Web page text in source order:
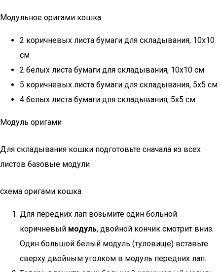
Модульное оригами кошка
2 коричневых листа бумаги для складывания, 10х10
см
2 белых листа бумаги для складывания, 10х10 см
5 коричневых листа бумаги для складывания, 5х5 см
4 белых листа бумаги для складывания, 5х5 см
Модуль оригами
Для складывания кошки подготовьте сначала из всех
листов базовые модули
схема оригами кошка
Для передних лап возьмите один больной
коричневый модуль, двойной кончик смотрит вниз.
Один большой белый модуль (туловище) вставьте
сверху двойным уголком в модуль передних лап.